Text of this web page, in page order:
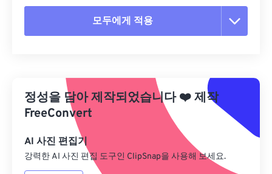
모두에게 적용
사전 설정에서 적용
사전 설정으로 저장
정성을 담아 제작되었습니다❤️제작
FreeConvert
AI 사진 편집기
강력한 AI 사진 편집 도구인 ClipSnap을 사용해 보세요.